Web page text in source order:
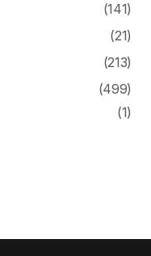
(141)
(21)
(213)
(499)
(1)